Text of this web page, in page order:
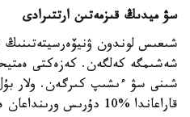
سۋ ميدىڭ قىزمەتىن ارتتىرادى
شىعىس لوندون ۋنيۆەرسيتەتىنىڭ
شەشىمگە كەلگەن. كەزەكتى
شىنى سۋ ءىشىپ كىرگەن. ولار بۇل
قاراعاندا %10 دۇرىس ورىنداعان ەكەن.